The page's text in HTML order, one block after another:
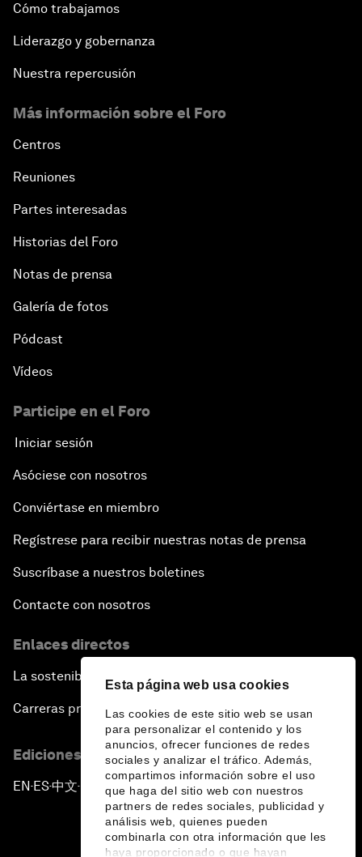
Esta página web usa cookies
Las cookies de este sitio web se usan
para personalizar el contenido y los
anuncios, ofrecer funciones de redes
sociales y analizar el tráfico. Además,
compartimos información sobre el uso
que haga del sitio web con nuestros
partners de redes sociales, publicidad y
análisis web, quienes pueden
combinarla con otra información que les
haya proporcionado o que hayan
Cómo trabajamos
Liderazgo y gobernanza
Nuestra repercusión
Más información sobre el Foro
Centros
Reuniones
Partes interesadas
Historias del Foro
Notas de prensa
Galería de fotos
Pódcast
Vídeos
Participe en el Foro
Iniciar sesión
Asóciese con nosotros
Conviértase en miembro
Regístrese para recibir nuestras notas de prensa
Suscríbase a nuestros boletines
Contacte con nosotros
Enlaces directos
La sostenibilidad en el Foro
Carreras profesionales
Ediciones en otros idiomas
EN ▪ES▪中文▪ 日本語